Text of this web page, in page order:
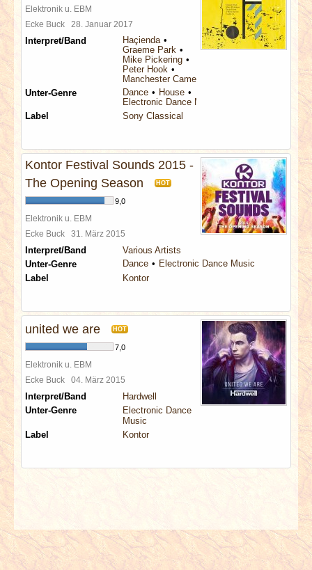
Elektronik u. EBM
Ecke Buck 28. Januar 2017
Interpret/Band
Haçienda
Graeme Park
Mike Pickering
Peter Hook
Manchester Camerata
Unter-Genre
Dance
House
Electronic Dance Music
Label
Sony Classical
Kontor Festival Sounds 2015 -
The Opening Season
HOT
9,0
Elektronik u. EBM
Ecke Buck 31. März 2015
Interpret/Band
Various Artists
Unter-Genre
Dance
Electronic Dance Music
Label
Kontor
united we are HOT
7,0
Elektronik u. EBM
Ecke Buck 04. März 2015
Interpret/Band
Hardwell
Unter-Genre
Electronic Dance
Music
Label
Kontor